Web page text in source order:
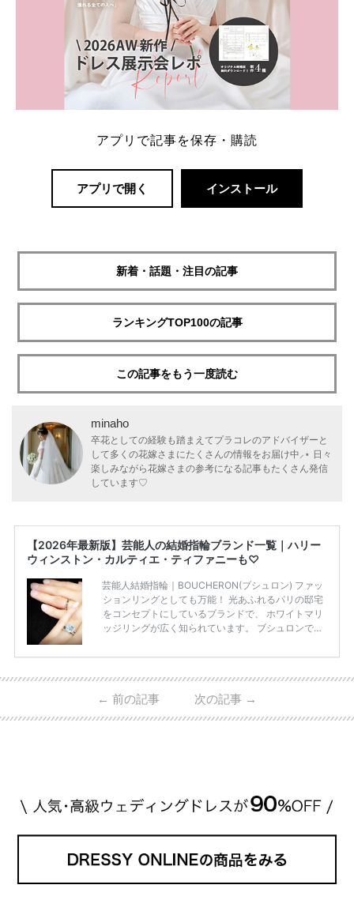
アプリで記事を保存・購読
アプリで開く インストール
新着・話題・注目の記事
ランキングTOP100の記事
この記事をもう一度読む
minaho
卒花としての経験も踏まえてプラコレのアドバイザーと
して多くの花嫁さまにたくさんの情報をお届け中⸝⋆ 日々
楽しみながら花嫁さまの参考になる記事もたくさん発信
しています♡
【2026年最新版】芸能人の結婚指輪ブランド一覧｜ハリー
ウィンストン・カルティエ・ティファニーも♡
芸能人結婚指輪｜BOUCHERON(ブシュロン) ファッ
ションリングとしても万能！ 光あふれるパリの邸宅
をコンセプトにしているブランドで、 ホワイトマリ
ッジリングが広く知られています。 ブシュロンで特
ング」は、 小栗さんと山田さんが結婚指輪に選ばれ
なので、 とても人気となっているのです。 その相場
は、10～30万円ほどとなっています。 小栗旬さん・
← 前の記事 次の記事 →